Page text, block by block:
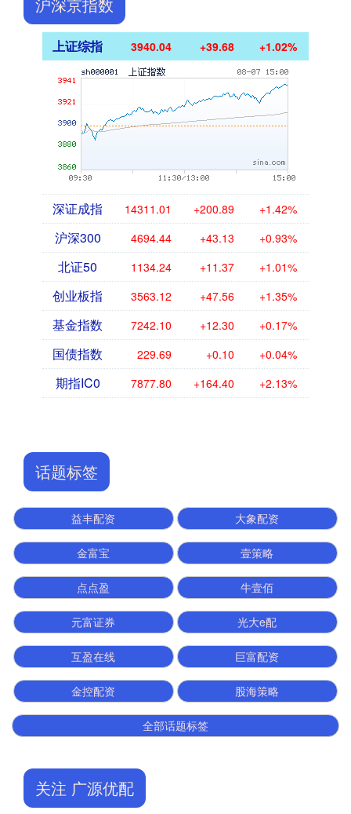
上证综指 3940.04 +39.68 +1.02%
深证成指 14311.01 +200.89 +1.42%
沪深300 4694.44 +43.13 +0.93%
北证50 1134.24 +11.37 +1.01%
创业板指 3563.12 +47.56 +1.35%
基金指数 7242.10 +12.30 +0.17%
国债指数 229.69 +0.10 +0.04%
期指IC0 7877.80 +164.40 +2.13%
话题标签
益丰配资 大象配资
金富宝 壹策略
点点盈 牛壹佰
元富证券 光大e配
互盈在线 巨富配资
金控配资 股海策略
全部话题标签
关注 广源优配